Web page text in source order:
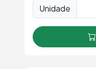
Unidade